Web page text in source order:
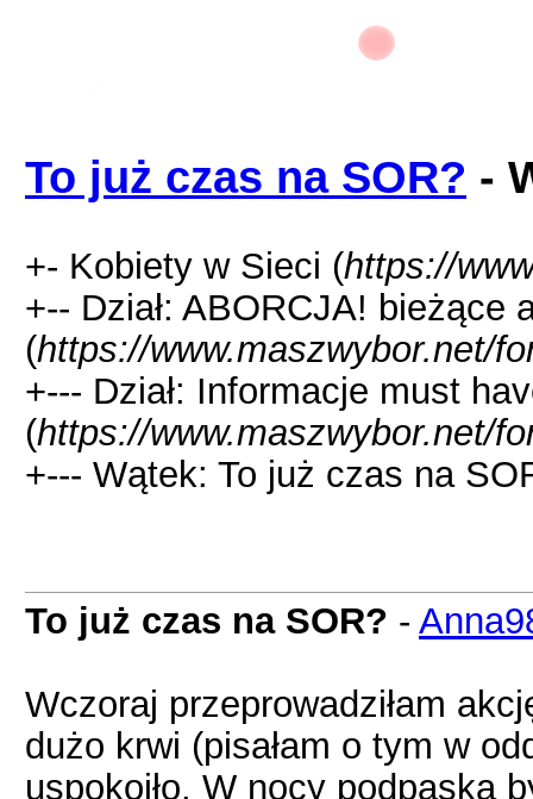
To już czas na SOR? -
+- Kobiety w Sieci (https://
+-- Dział: ABORCJA! bieżące
(https://www.maszwybor.net/
+--- Dział: Informacje must
(https://www.maszwybor.net/
+--- Wątek: To już czas na
To już czas na SOR? -
Wczoraj przeprowadziłam
dużo krwi (pisałam o tym w
uspokoiło. W nocy podpaska